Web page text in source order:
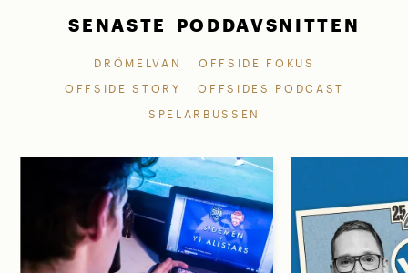
SENASTE PODDAVSNITTEN
DRÖMELVAN
OFFSIDE FOKUS
OFFSIDE STORY
OFFSIDES PODCAST
SPELARBUSSEN